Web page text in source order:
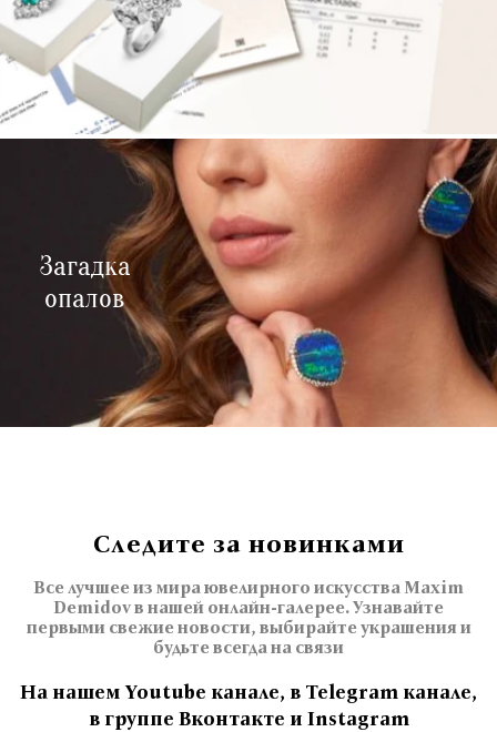
Загадка
опалов
Следите за новинками
Все лучшее из мира ювелирного искусства Maxim
Demidov в нашей онлайн-галерее. Узнавайте
первыми свежие новости, выбирайте украшения и
будьте всегда на связи
На нашем Youtube канале, в Telegram канале,
в группе Вконтакте и Instagram